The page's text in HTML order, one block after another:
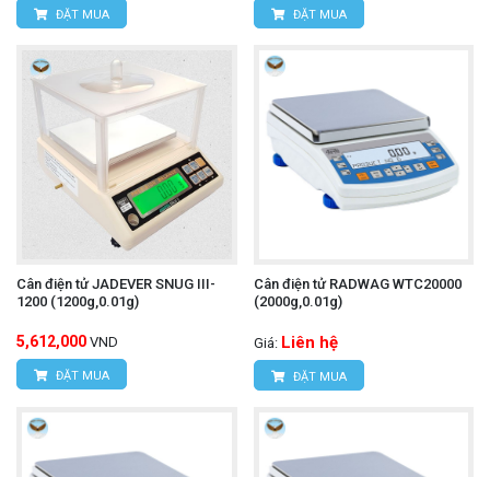
ĐẶT MUA ĐẶT MUA
Cân điện tử JADEVER SNUG III-
1200 (1200g,0.01g)
5,612,000 VND
ĐẶT MUA
Cân điện tử RADWAG WTC20000
(2000g,0.01g)
Giá: Liên hệ
ĐẶT MUA